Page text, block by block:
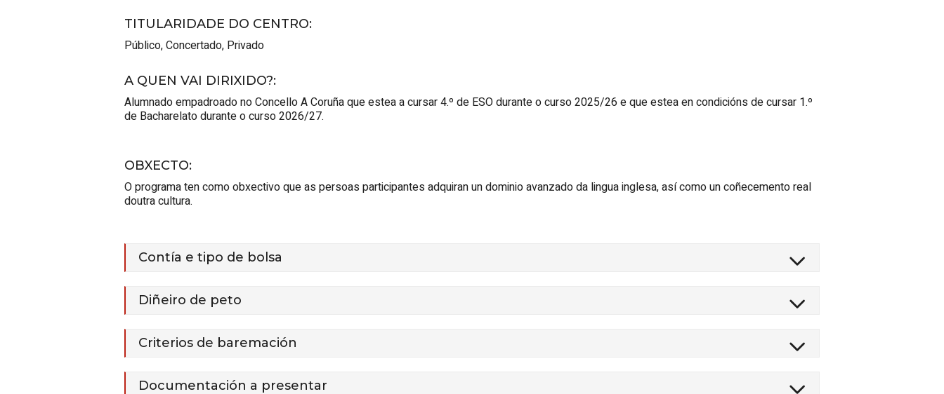
TITULARIDADE DO CENTRO:
Público,Concertado, Privado
A QUEN VAI DIRIXIDO?:
Alumnado empadroado no Concello A Coruña que estea a cursar 4.º de ESO durante o curso 2025/26 e que estea en condicións de cursar 1.º
de Bacharelato durante o curso 2026/27.
OBXECTO:
O programa ten como obxectivo que as persoas participantes adquiran un dominio avanzado da lingua inglesa, así como un coñecemento real
doutra cultura.
Contía e tipo de bolsa
Diñeiro de peto
Criterios de baremación
Documentación a presentar